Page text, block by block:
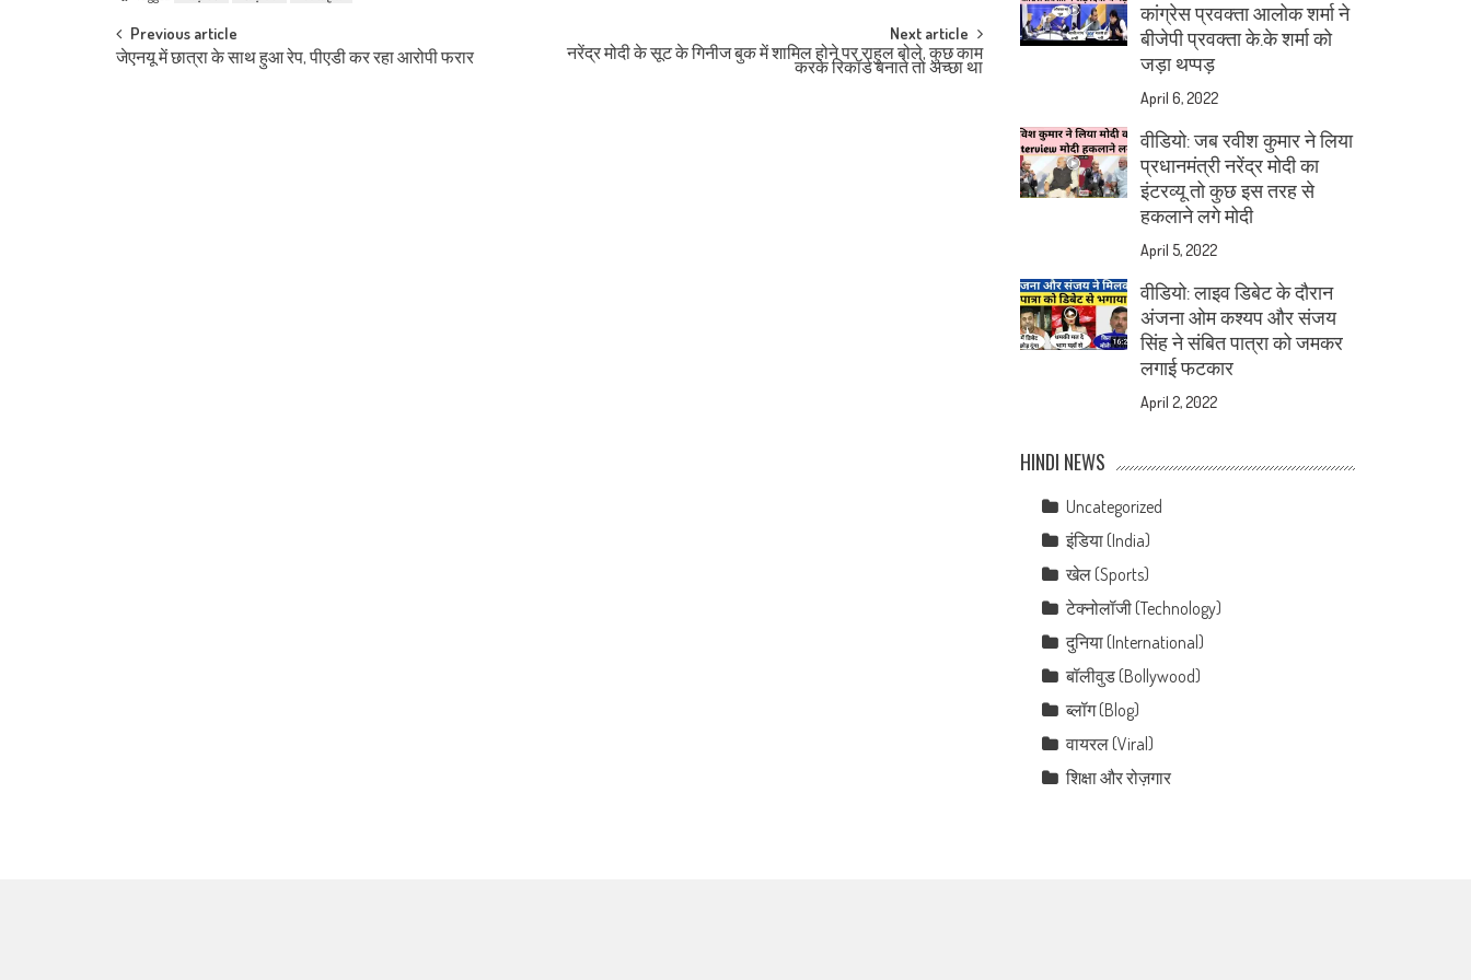
Post navigation
Previous article
जेएनयू में छात्रा के साथ हुआ रेप, पीएडी कर रहा आरोपी फरार
Next article
नरेंद्र मोदी के सूट के गिनीज बुक में शामिल होने पर राहुल बोले, कुछ काम
करके रिकॉर्ड बनाते तो अच्छा था
कांग्रेस प्रवक्ता आलोक शर्मा ने
बीजेपी प्रवक्ता के.के शर्मा को
जड़ा थप्पड़
April 6, 2022
वीडियो: जब रवीश कुमार ने लिया
प्रधानमंत्री नरेंद्र मोदी का
इंटरव्यू तो कुछ इस तरह से
हकलाने लगे मोदी
April 5, 2022
वीडियो: लाइव डिबेट के दौरान
अंजना ओम कश्यप और संजय
सिंह ने संबित पात्रा को जमकर
लगाई फटकार
April 2, 2022
HINDI NEWS
Uncategorized
इंडिया (India)
खेल (Sports)
टेक्नोलॉजी (Technology)
दुनिया (International)
बॉलीवुड (Bollywood)
ब्लॉग (Blog)
वायरल (Viral)
शिक्षा और रोज़गार